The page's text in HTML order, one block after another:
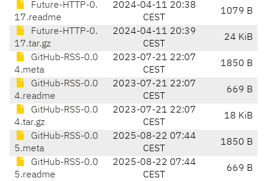
Future-HTTP-0.
17.readme
2024-04-11 20:38
CEST
1079 B
Future-HTTP-0.
17.tar.gz
2024-04-11 20:39
CEST
24 KiB
GitHub-RSS-0.0
4.meta
2023-07-21 22:07
CEST
1850 B
GitHub-RSS-0.0
4.readme
2023-07-21 22:07
CEST
669 B
GitHub-RSS-0.0
4.tar.gz
2023-07-21 22:07
CEST
18 KiB
GitHub-RSS-0.0
5.meta
2025-08-22 07:44
CEST
1850 B
GitHub-RSS-0.0
5.readme
2025-08-22 07:44
CEST
669 B